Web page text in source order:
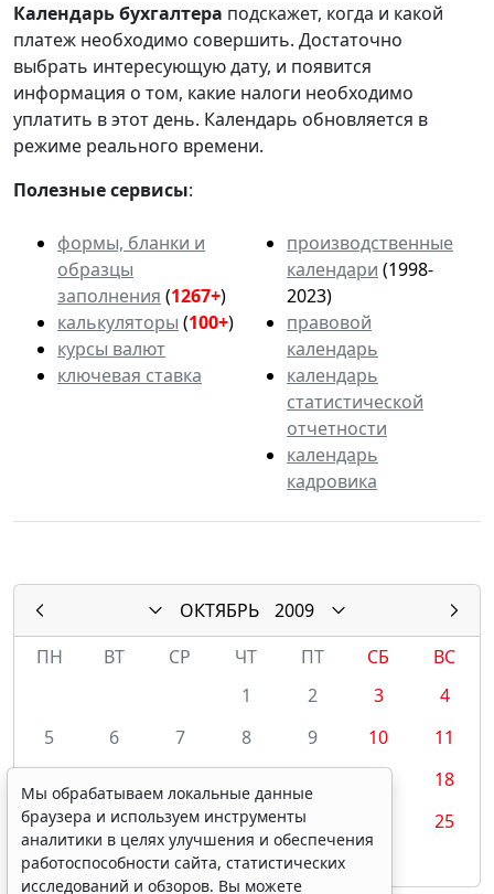
Календарьбухгалтера подскажет, когда и какой
платеж необходимо совершить. Достаточно
выбрать интересующую дату, и появится
информация о том, какие налоги необходимо
уплатить в этот день. Календарь обновляется в
режиме реального времени.
Полезные сервисы:
формы, бланки и
образцы
заполнения (1267+)
калькуляторы (100+)
курсы валют
ключевая ставка
производственные
календари (1998-
2023)
правовой
календарь
календарь
статистической
отчетности
календарь
кадровика
ОКТЯБРЬ
2009
ПН
ВТ СР ЧТ ПТ СБ
ВС
1
2 3
4
5
6 7 8 9 10
11
18
19
20 21 22 23
25
26
27 28 29 30
Мы обрабатываем локальные данные
браузера и используем инструменты
аналитики в целях улучшения и обеспечения
работоспособности сайта, статистических
исследований и обзоров. Вы можете